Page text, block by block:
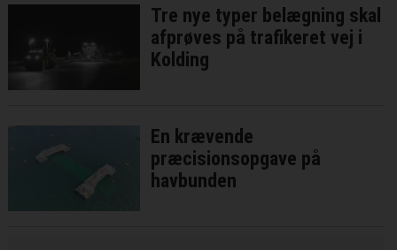
Tre nye typer belægning skal
afprøves på trafikeret vej i
Kolding
En krævende
præcisionsopgave på
havbunden